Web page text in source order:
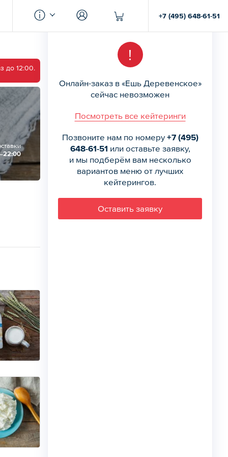
+7 (495) 648-61-51
до 12:00.
!
Онлайн-заказ в «Ешь Деревенское»
сейчас невозможен
Посмотреть все кейтеринги
Позвоните нам по номеру +7 (495)
648-61-51 или оставьте заявку,
и мы подберём вам несколько
вариантов меню от лучших
кейтерингов.
Оставить заявку